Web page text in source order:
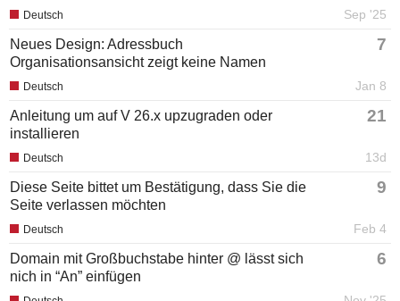
Sep '25
Deutsch
Neues Design: Adressbuch
Organisationsansicht zeigt keine Namen
7
Jan 8
Deutsch
Anleitung um auf V 26.x upzugraden oder
installieren
21
13d
Deutsch
Diese Seite bittet um Bestätigung, dass Sie die
Seite verlassen möchten
9
Feb 4
Deutsch
Domain mit Großbuchstabe hinter @ lässt sich
nich in “An” einfügen
6